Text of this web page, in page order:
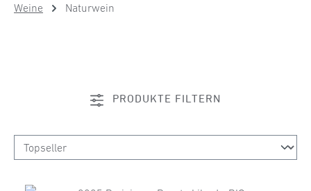
Weine Naturwein
PRODUKTE FILTERN